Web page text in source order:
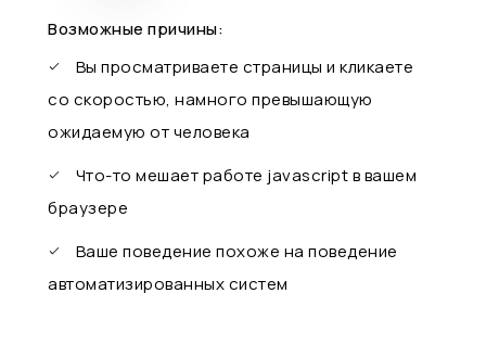
Возможные причины:
Вы просматриваете страницы и кликаете
со скоростью, намного превышающую
ожидаемую от человека
Что-то мешает работе javascript в вашем
браузере
Ваше поведение похоже на поведение
автоматизированных систем